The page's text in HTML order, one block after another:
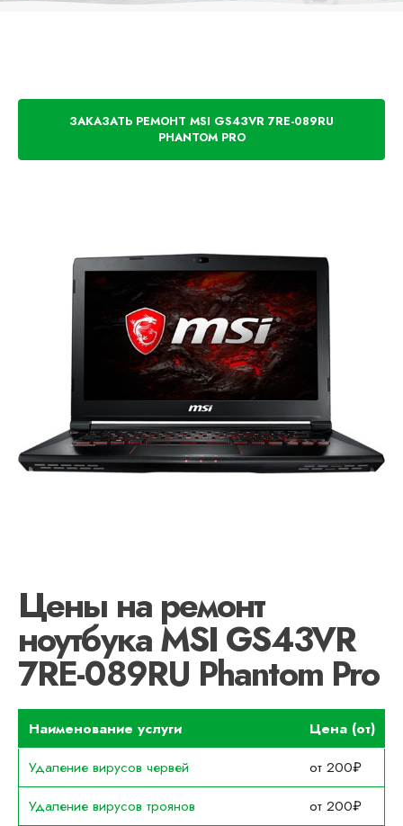
ЗАКАЗАТЬ РЕМОНТ MSI GS43VR 7RE-089RU
PHANTOM PRO
Цены на ремонт
ноутбука MSI GS43VR
7RE-089RU Phantom Pro
Наименование услуги
Цена (от)
Удаление вирусов червей
от 200₽
Удаление вирусов троянов
от 200₽